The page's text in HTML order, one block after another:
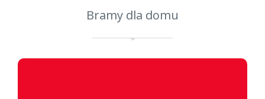
Bramy dla domu